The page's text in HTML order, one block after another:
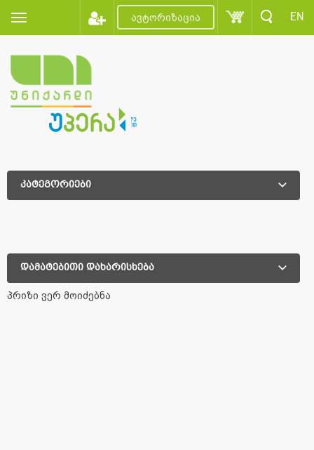
ავტორიზაცია EN
კატეგორიები
დამატებითი დახარისხება
პრიზი ვერ მოიძებნა